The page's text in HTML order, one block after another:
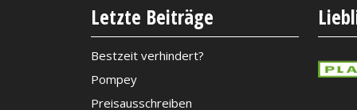
Letzte Beiträge
Bestzeit verhindert?
Pompey
Preisausschreiben